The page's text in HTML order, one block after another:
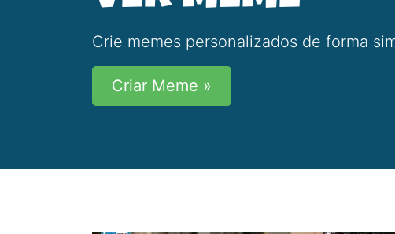
Crie memes personalizados de forma
Criar Meme »